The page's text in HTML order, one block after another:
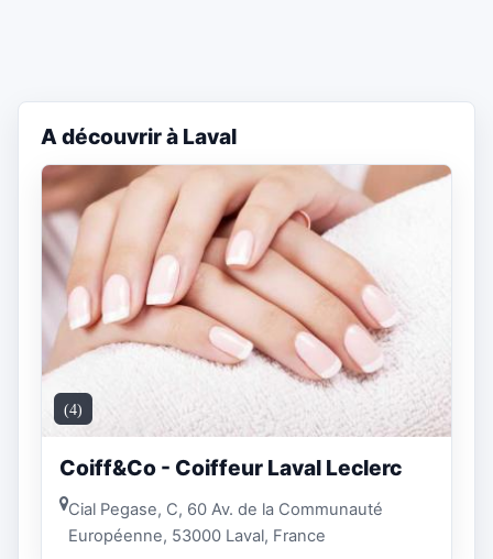
A découvrir à Laval
(4)
Coiff&Co - Coiffeur Laval Leclerc
Cial Pegase, C, 60 Av. de la Communauté
Européenne, 53000 Laval, France